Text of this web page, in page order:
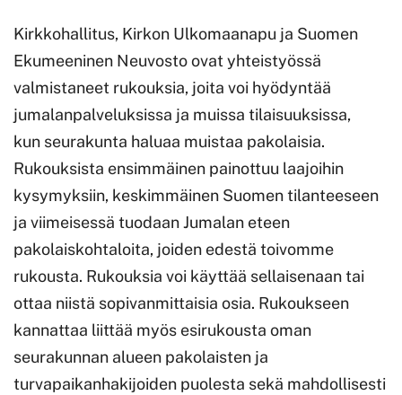
Kirkkohallitus, Kirkon Ulkomaanapu ja Suomen
Ekumeeninen Neuvosto ovat yhteistyössä
valmistaneet rukouksia, joita voi hyödyntää
jumalanpalveluksissa ja muissa tilaisuuksissa,
kun seurakunta haluaa muistaa pakolaisia.
Rukouksista ensimmäinen painottuu laajoihin
kysymyksiin, keskimmäinen Suomen tilanteeseen
ja viimeisessä tuodaan Jumalan eteen
pakolaiskohtaloita, joiden edestä toivomme
rukousta. Rukouksia voi käyttää sellaisenaan tai
ottaa niistä sopivanmittaisia osia. Rukoukseen
kannattaa liittää myös esirukousta oman
seurakunnan alueen pakolaisten ja
turvapaikanhakijoiden puolesta sekä mahdollisesti